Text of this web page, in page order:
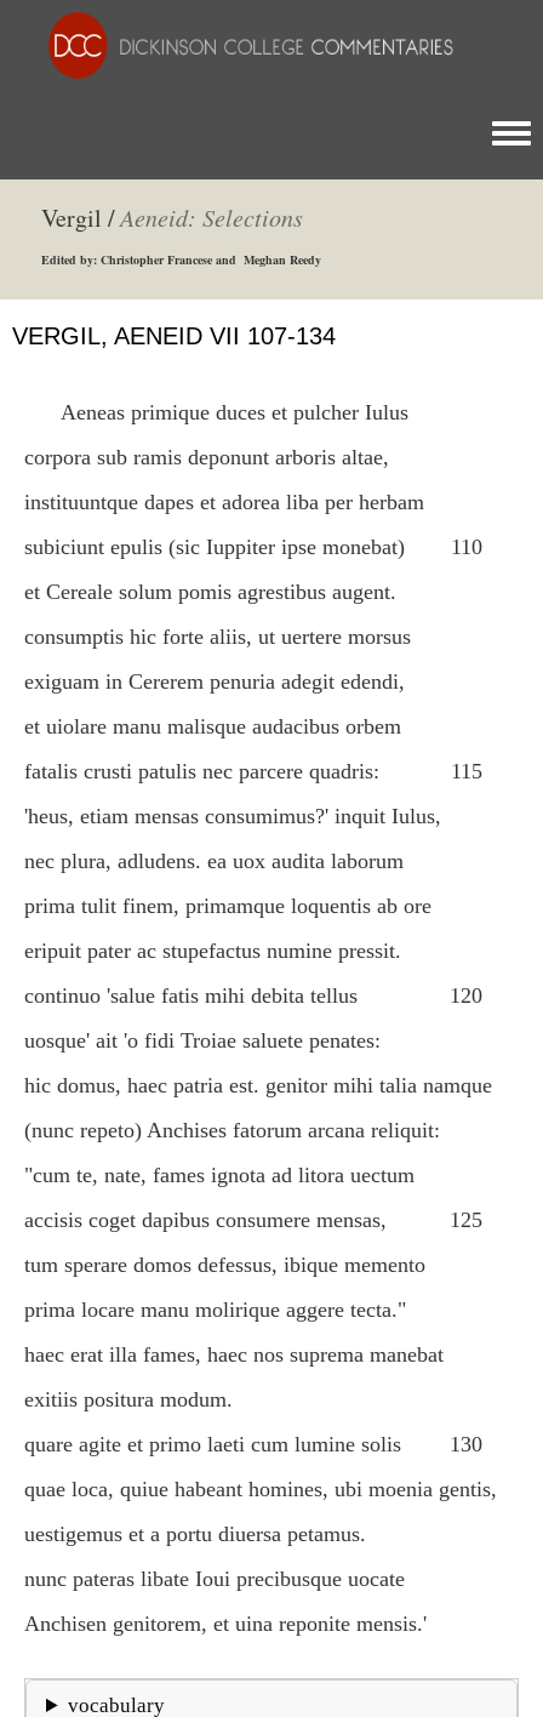
Vergil /Aeneid: Selections
Edited by: Christopher Francese and Meghan Reedy
VERGIL, AENEID VII 107-134
Aeneas primique duces et pulcher Iulus
corpora sub ramis deponunt arboris altae,
instituuntque dapes et adorea liba per herbam
subiciunt epulis (sic Iuppiter ipse monebat)
110
et Cereale solum pomis agrestibus augent.
consumptis hic forte aliis, ut uertere morsus
exiguam in Cererem penuria adegit edendi,
et uiolare manu malisque audacibus orbem
fatalis crusti patulis nec parcere quadris:
115
'heus, etiam mensas consumimus?' inquit Iulus,
nec plura, adludens. ea uox audita laborum
prima tulit finem, primamque loquentis ab ore
eripuit pater ac stupefactus numine pressit.
continuo 'salue fatis mihi debita tellus
120
uosque' ait 'o fidi Troiae saluete penates:
hic domus, haec patria est. genitor mihi talia namque
(nunc repeto) Anchises fatorum arcana reliquit:
"cum te, nate, fames ignota ad litora uectum
accisis coget dapibus consumere mensas,
125
tum sperare domos defessus, ibique memento
prima locare manu molirique aggere tecta."
haec erat illa fames, haec nos suprema manebat
exitiis positura modum.
quare agite et primo laeti cum lumine solis
130
quae loca, quiue habeant homines, ubi moenia gentis,
uestigemus et a portu diuersa petamus.
nunc pateras libate Ioui precibusque uocate
Anchisen genitorem, et uina reponite mensis.'
vocabulary